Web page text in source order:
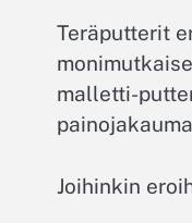
Teräputterit
malletti-
Joihinkin